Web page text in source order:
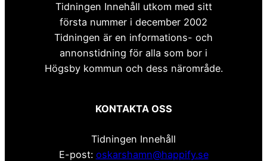
Tidningen Innehåll utkom med sitt
första nummer i december 2002
Tidningen är en informations- och
annonstidning för alla som bor i
Högsby kommun och dess närområde.
KONTAKTA OSS
Tidningen Innehåll
E-post: oskarshamn@happify.se